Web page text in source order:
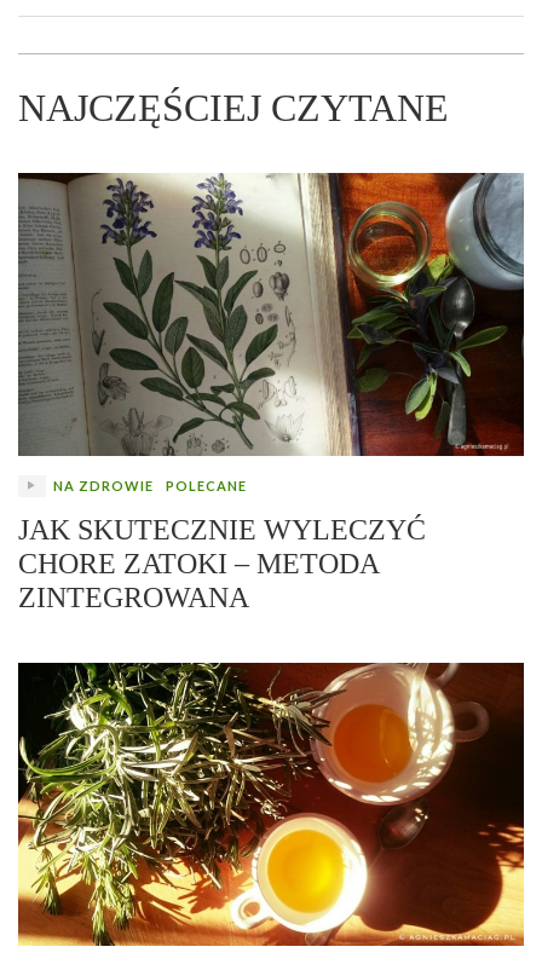
NAJCZĘŚCIEJ CZYTANE
NA ZDROWIE POLECANE
JAK SKUTECZNIE WYLECZYĆ
CHORE ZATOKI – METODA
ZINTEGROWANA